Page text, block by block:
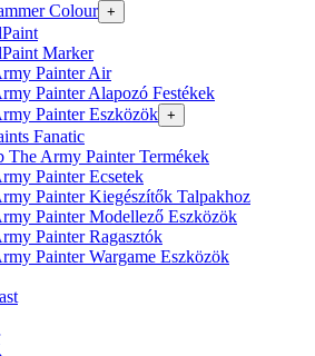
Colour +
Marker
Painter Air
Painter Alapozó Festékek
Painter Eszközök +
Fanatic
The Army Painter Termékek
Painter Ecsetek
Painter Kiegészítők Talpakhoz
Painter Modellező Eszközök
Painter Ragasztók
Painter Wargame Eszközök